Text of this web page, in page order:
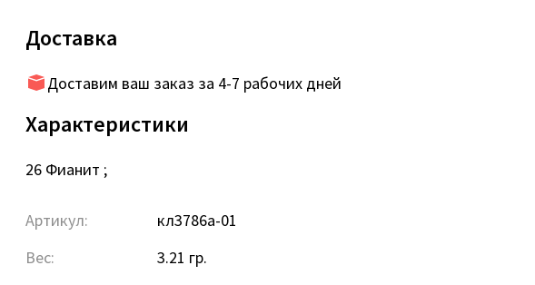
Доставка
Доставим ваш заказ за 4-7 рабочих дней
Характеристики
26 Фианит ;
Артикул:
кл3786а-01
Вес:
3.21 гр.